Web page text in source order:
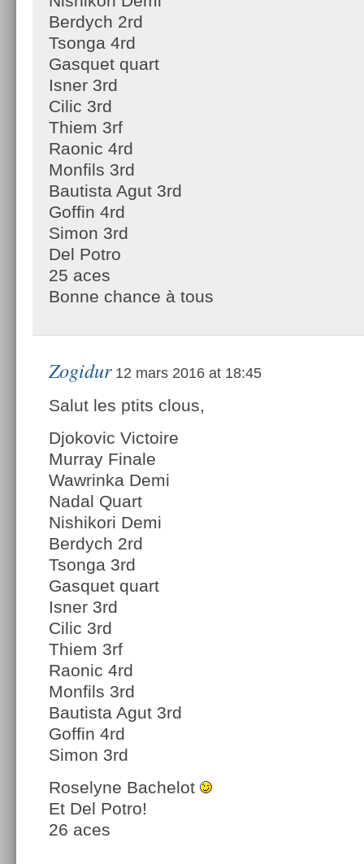
Berdych 2rd
Tsonga 4rd
Gasquet quart
Isner 3rd
Cilic 3rd
Thiem 3rf
Raonic 4rd
Monfils 3rd
Bautista Agut 3rd
Goffin 4rd
Simon 3rd
Del Potro
25 aces
Bonne chance à tous
Zogidur12 mars 2016 at 18:45
Salut les ptits clous,
Djokovic Victoire
Murray Finale
Wawrinka Demi
Nadal Quart
Nishikori Demi
Berdych 2rd
Tsonga 3rd
Gasquet quart
Isner 3rd
Cilic 3rd
Thiem 3rf
Raonic 4rd
Monfils 3rd
Bautista Agut 3rd
Goffin 4rd
Simon 3rd
Roselyne Bachelot
Et Del Potro!
26 aces